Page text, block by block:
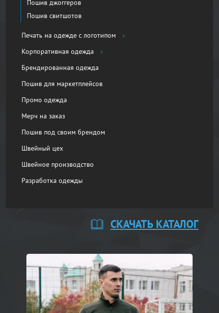
Пошив джоггеров
Пошив свитшотов
Печать на одежде с логотипом
Корпоративная одежда
Брендированная одежда
Пошив для маркетплейсов
Промо одежда
Мерч на заказ
Пошив под своим брендом
Швейный цех
Швейное производство
Разработка одежды
СКАЧАТЬ КАТАЛОГ